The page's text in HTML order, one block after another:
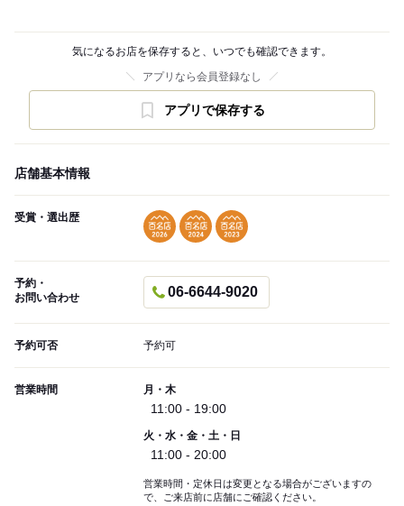
気になるお店を保存すると、いつでも確認できます。
アプリなら会員登録なし
アプリで保存する
店舗基本情報
受賞・選出歴
予約・
お問い合わせ
06-6644-9020
予約可否 予約可
営業時間 月・木
11:00 - 19:00
火・水・金・土・日
11:00 - 20:00
営業時間・定休日は変更となる場合がございますの
で、ご来店前に店舗にご確認ください。